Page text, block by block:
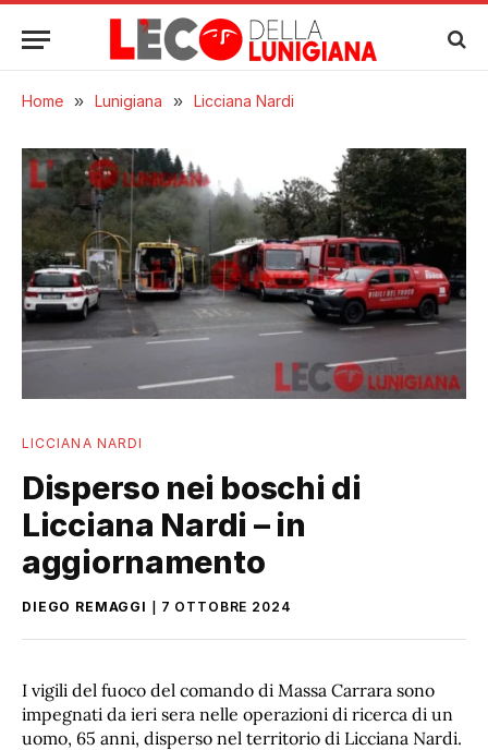
Home » Lunigiana » Licciana Nardi
LICCIANA NARDI
Disperso nei boschi di
Licciana Nardi – in
aggiornamento
DIEGO REMAGGI 7 OTTOBRE 2024
I vigili del fuoco del comando di Massa Carrara sono
impegnati da ieri sera nelle operazioni di ricerca di un
uomo, 65 anni, disperso nel territorio di Licciana Nardi.